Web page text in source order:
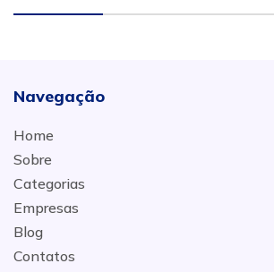
Navegação
Home
Sobre
Categorias
Empresas
Blog
Contatos